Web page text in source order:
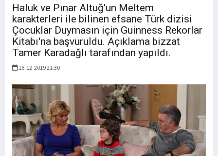
Haluk ve Pınar Altuğ'un Meltem
karakterleri ile bilinen efsane Türk dizisi
Çocuklar Duymasın için Guinness Rekorlar
Kitabı'na başvuruldu. Açıklama bizzat
Tamer Karadağlı tarafından yapıldı.
16-12-2019 21:30